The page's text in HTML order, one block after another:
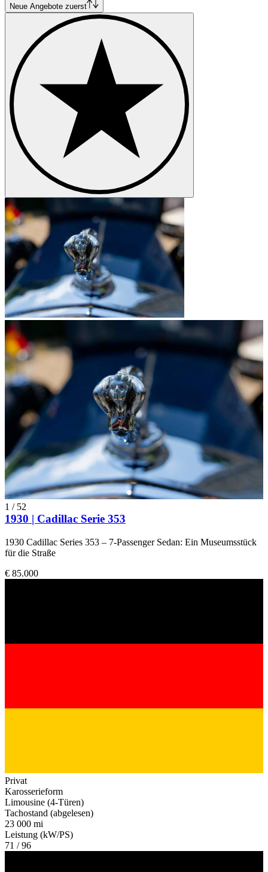
Neue Angebote zuerst
1 / 52
1930 | Cadillac Serie 353
1930 Cadillac Series 353 – 7-Passenger Sedan: Ein Museumsstück
für die Straße
€ 85.000
Privat
Karosserieform
Limousine (4-Türen)
Tachostand (abgelesen)
23 000 mi
Leistung (kW/PS)
71 / 96